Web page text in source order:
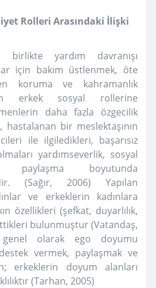
Rolleri Arasındaki İlişki
birlikte yardım davranışı
için bakım üstlenmek, öte
koruma ve kahramanlık
erkek sosyal rollerine
daha fazla özgecilik
hastalanan bir meslektaşının
ile ilgiledikleri, başarısız
yardımseverlik, sosyal
paylaşma boyutunda
(Sağır, 2006)
Yapılan
ve erkeklerin kadınlara
özellikleri (şefkat, duyarlılık,
bulunmuştur (Vatandaş,
genel olarak ego doyumu
vermek, paylaşmak ve
erkeklerin doyum alanları
(Tarhan, 2005)